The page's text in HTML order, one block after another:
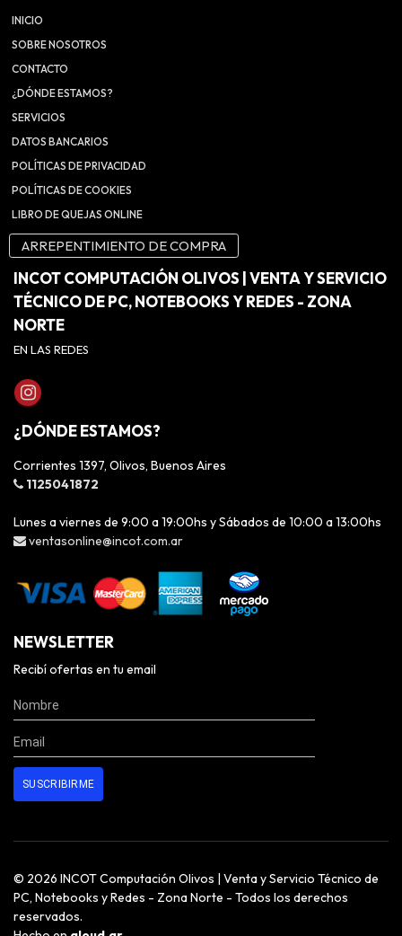
INICIO
SOBRE NOSOTROS
CONTACTO
¿DÓNDE ESTAMOS?
SERVICIOS
DATOS BANCARIOS
POLÍTICAS DE PRIVACIDAD
POLÍTICAS DE COOKIES
LIBRO DE QUEJAS ONLINE
ARREPENTIMIENTO DE COMPRA
INCOT COMPUTACIÓN OLIVOS | VENTA Y SERVICIO
TÉCNICO DE PC, NOTEBOOKS Y REDES - ZONA
NORTE
EN LAS REDES
¿DÓNDE ESTAMOS?
Corrientes 1397, Olivos, Buenos Aires
1125041872
Lunes a viernes de 9:00 a 19:00hs y Sábados de 10:00 a 13:00hs
ventasonline@incot.com.ar
NEWSLETTER
Recibí ofertas en tu email
© 2026 INCOT Computación Olivos | Venta y Servicio Técnico de
PC, Notebooks y Redes - Zona Norte - Todos los derechos
reservados.